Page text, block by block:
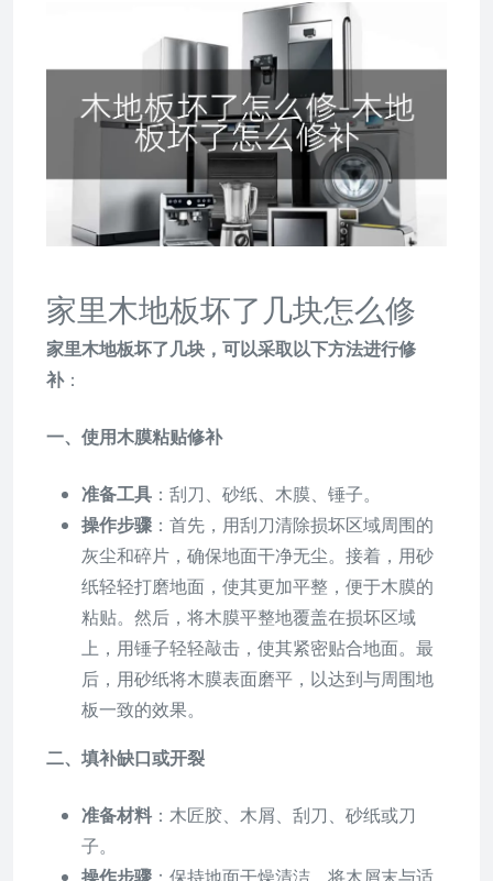
家里木地板坏了几块怎么修
家里木地板坏了几块，可以采取以下方法进行修
补：
一、使用木膜粘贴修补
准备工具 ：刮刀、砂纸、木膜、锤子。
操作步骤 ：首先，用刮刀清除损坏区域周围的
灰尘和碎片，确保地面干净无尘。接着，用砂
纸轻轻打磨地面，使其更加平整，便于木膜的
粘贴。然后，将木膜平整地覆盖在损坏区域
上，用锤子轻轻敲击，使其紧密贴合地面。最
后，用砂纸将木膜表面磨平，以达到与周围地
板一致的效果。
二、填补缺口或开裂
准备材料 ：木匠胶、木屑、刮刀、砂纸或刀
子。